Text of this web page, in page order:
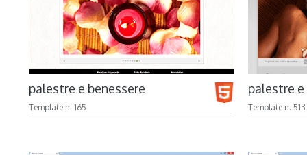
palestre e benessere
Template n. 165
palestre e
Template n. 513